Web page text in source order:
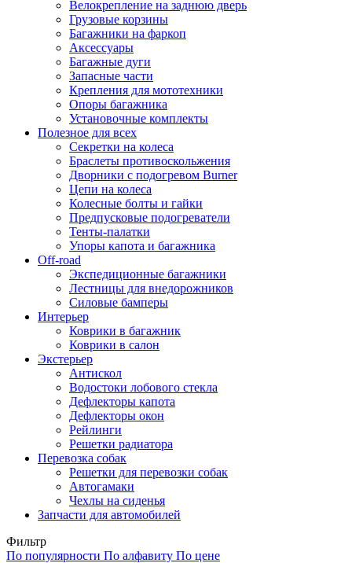
Велокрепление на заднюю дверь
Грузовые корзины
Багажники на фаркоп
Аксессуары
Багажные дуги
Запасные части
Крепления для мототехники
Опоры багажника
Установочные комплекты
Полезное для всех
Секретки на колеса
Браслеты противоскольжения
Дворники с подогревом Burner
Цепи на колеса
Колесные болты и гайки
Предпусковые подогреватели
Тенты-палатки
Упоры капота и багажника
Off-road
Экспедиционные багажники
Лестницы для внедорожников
Силовые бамперы
Интерьер
Коврики в багажник
Коврики в салон
Экстерьер
Антискол
Водостоки лобового стекла
Дефлекторы капота
Дефлекторы окон
Рейлинги
Решетки радиатора
Перевозка собак
Решетки для перевозки собак
Автогамаки
Чехлы на сиденья
Запчасти для автомобилей
Фильтр
По популярности По алфавиту По цене